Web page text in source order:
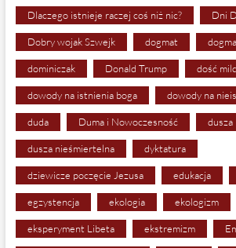
Dlaczego istnieje raczej coś niż nic? Dni
Dobry wojak Szwejk dogmat
dominiczak Donald Trump dość
dowody na istnienia boga dowody na
duda Duma i Nowoczesność dusza
dusza nieśmiertelna dyktatura
dziewicze poczęcie Jezusa edukacja
egzystencja ekologia ekologizm
eksperyment Libeta ekstremizm